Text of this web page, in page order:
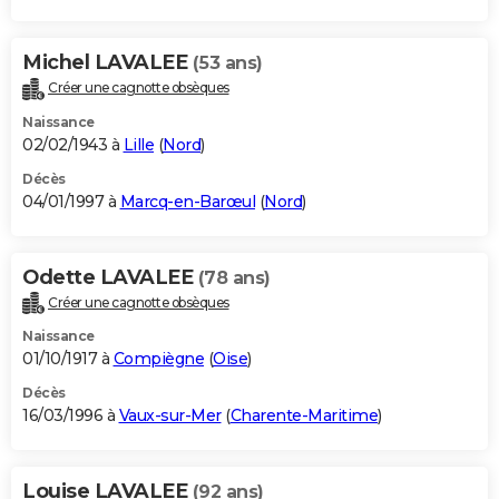
Michel LAVALEE (53 ans)
Créer une cagnotte obsèques
Naissance
02/02/1943 à Lille (Nord)
Décès
04/01/1997 à Marcq-en-Barœul (Nord)
Odette LAVALEE (78 ans)
Créer une cagnotte obsèques
Naissance
01/10/1917 à Compiègne (Oise)
Décès
16/03/1996 à Vaux-sur-Mer(Charente-Maritime)
Louise LAVALEE (92 ans)